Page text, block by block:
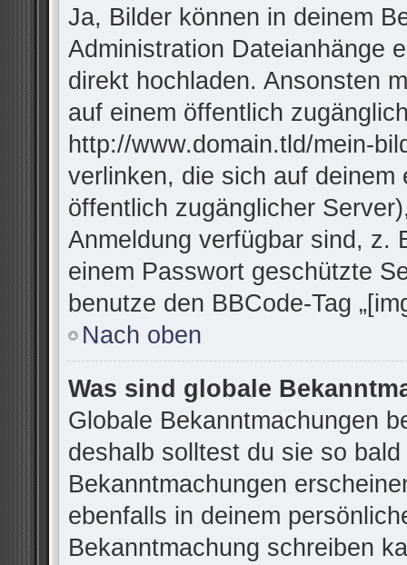
Ja, Bilder können in deinem
Administration Dateianhänge
direkt hochladen. Ansonsten
auf einem öffentlich
http://www.domain.tld/mein-
verlinken, die sich auf
öffentlich zugänglicher
Anmeldung verfügbar sind, z.
einem Passwort geschützte
benutze den BBCode-Tag
Nach oben
Was sind globale
Globale Bekanntmachungen
deshalb solltest du sie so
Bekanntmachungen
ebenfalls in deinem
Bekanntmachung schreiben